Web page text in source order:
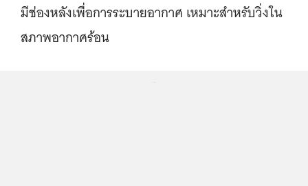
มีช่องหลังเพื่อการระบายอากาศ เหมาะสำหรับวิ่งใน
สภาพอากาศร้อน